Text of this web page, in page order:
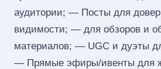
аудитории; — Посты для
видимости; — для обзоров и
материалов; — UGC и дуэты
— Прямые эфиры/ивенты для